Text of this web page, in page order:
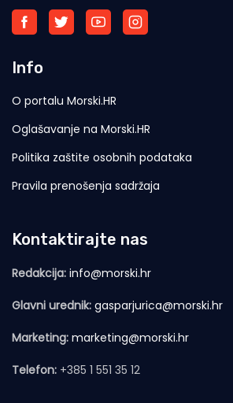
Info
O portalu Morski.HR
Oglašavanje na Morski.HR
Politika zaštite osobnih podataka
Pravila prenošenja sadržaja
Kontaktirajte nas
Redakcija: info@morski.hr
Glavni urednik: gasparjurica@morski.hr
Marketing: marketing@morski.hr
Telefon: +385 1 551 35 12